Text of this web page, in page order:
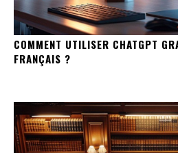
COMMENT UTILISER CHATGPT
FRANÇAIS ?